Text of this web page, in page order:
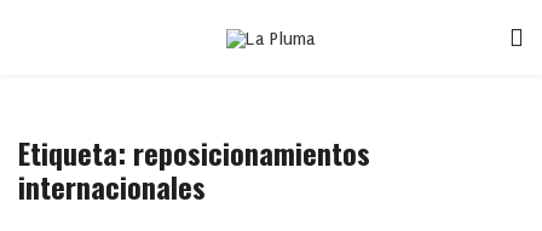
Etiqueta: reposicionamientos
internacionales